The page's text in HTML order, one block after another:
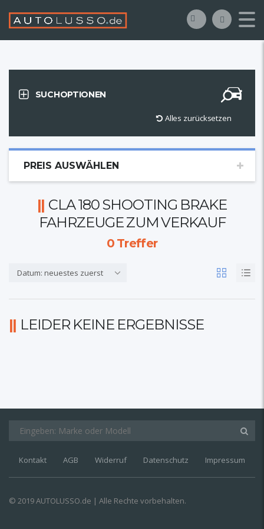
SUCHOPTIONEN
Alles zurücksetzen
PREIS AUSWÄHLEN
CLA 180 SHOOTING BRAKE
FAHRZEUGE ZUM VERKAUF
0Treffer
Datum: neuestes zuerst
LEIDER KEINE ERGEBNISSE
Kontakt AGB Widerruf Datenschutz Impressum
© 2019 AUTOLUSSO.de | Alle Rechte vorbehalten.